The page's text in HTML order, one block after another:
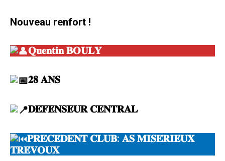
Nouveau renfort !
𝐐𝐮𝐞𝐧𝐭𝐢𝐧 𝐁𝐎𝐔𝐋𝐘
𝟐𝟖 𝐀𝐍𝐒
𝐃𝐄́𝐅𝐄𝐍𝐒𝐄𝐔𝐑 𝐂𝐄𝐍𝐓𝐑𝐀𝐋
𝐏𝐑𝐄́𝐂𝐄́𝐃𝐄𝐍𝐓 𝐂𝐋𝐔𝐁: 𝐀𝐒 𝐌𝐈𝐒𝐄́𝐑𝐈𝐄𝐔𝐗
𝐓𝐑𝐄́𝐕𝐎𝐔𝐗